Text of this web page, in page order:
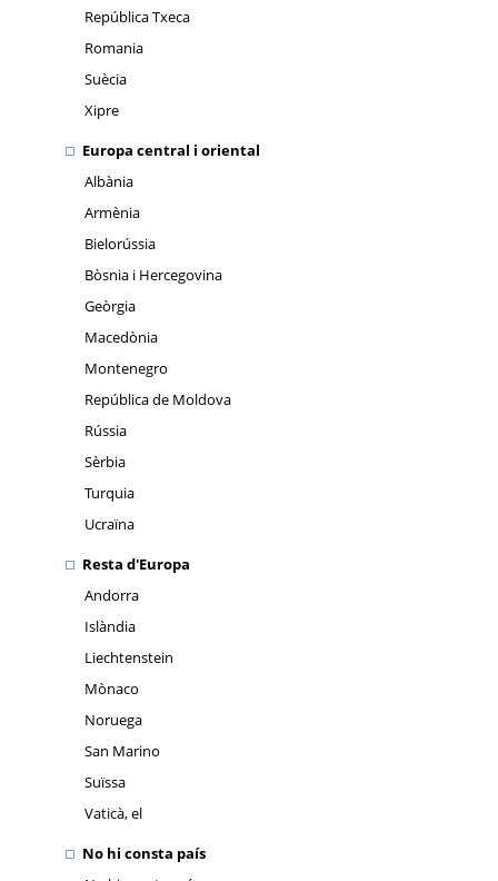
República Txeca
Romania
Suècia
Xipre
Europa central i oriental
Albània
Armènia
Bielorússia
Bòsnia i Hercegovina
Geòrgia
Macedònia
Montenegro
República de Moldova
Rússia
Sèrbia
Turquia
Ucraïna
Resta d'Europa
Andorra
Islàndia
Liechtenstein
Mònaco
Noruega
San Marino
Suïssa
Vaticà, el
No hi consta país